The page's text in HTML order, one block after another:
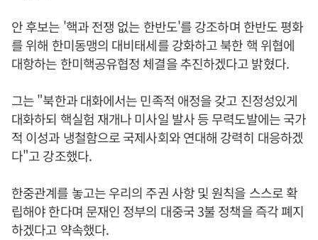
안 후보는 '핵과 전쟁 없는 한반도'를 강조하며 한반도 평화
를 위해 한미동맹의 대비태세를 강화하고 북한 핵 위협에
대항하는 한미핵공유협정 체결을 추진하겠다고 밝혔다.
그는 "북한과 대화에서는 민족적 애정을 갖고 진정성있게
대화하되 핵실험 재개나 미사일 발사 등 무력도발에는 국가
적 이성과 냉철함으로 국제사회와 연대해 강력히 대응하겠
다"고 강조했다.
한중관계를 놓고는 우리의 주권 사항 및 원칙을 스스로 확
립해야 한다며 문재인 정부의 대중국 3불 정책을 즉각 폐지
하겠다고 약속했다.